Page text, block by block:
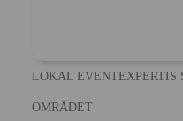
LOKAL EVENTEXPERTIS
OMRÅDET